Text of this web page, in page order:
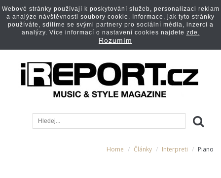
Home Články Interpreti Piano
Webové stránky používají k poskytování služeb, personalizaci reklam
a analýze návštěvnosti soubory cookie. Informace, jak tyto stránky
používáte, sdílíme se svými partnery pro sociální média, inzerci a
analýzy. Více informací o nastavení cookies najdete zde.
Rozumím